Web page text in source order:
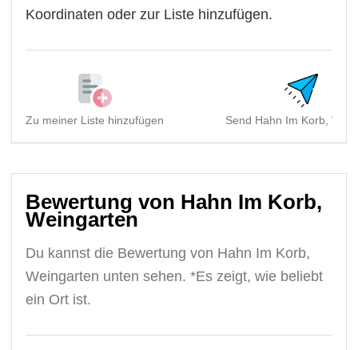
Koordinaten oder zur Liste hinzufügen.
Zu meiner Liste hinzufügen Send Hahn Im Korb,
Bewertung von Hahn Im Korb,
Weingarten
Du kannst die Bewertung von Hahn Im Korb,
Weingarten unten sehen. *Es zeigt, wie beliebt
ein Ort ist.